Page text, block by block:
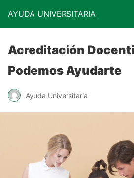
AYUDA UNIVERSITARIA
Acreditación
Podemos Ayudarte
Ayuda Universitaria